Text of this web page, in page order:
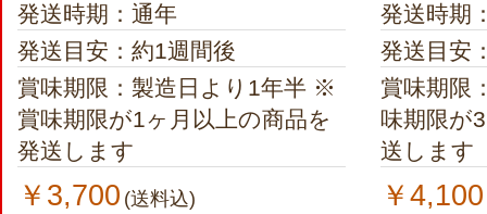
発送時期：通年
発送目安：約1週間後
賞味期限：製造日より1年半 ※
賞味期限が1ヶ月以上の商品を
発送します
￥3,700 (送料込)
発送時期
発送目安
賞味期限
味期限が
送します
￥4,100